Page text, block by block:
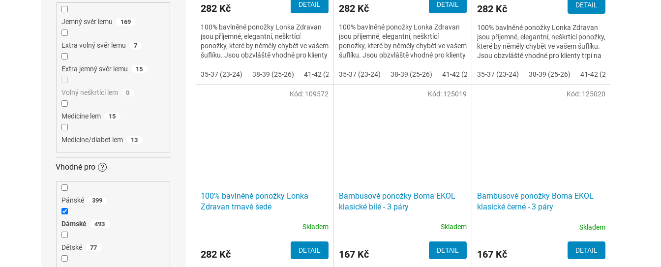
Jemný svěr lemu 169
Extra volný svěr lemu 7
Extra jemný svěr lemu 15
Volný neškrtící lem 0
Medicine lem 15
Medicine/diabet lem 13
Vhodné pro ?
Pánské 399
Dámské 493
Dětské 77
282 Kč DETAIL
100% bavlněné ponožky Lonka Zdravan
jsou příjemné, elegantní, neškrtící
ponožky, které by něměly chybět ve vašem
šuflíku. Jsou obzvláště vhodné pro klienty
35-37 (23-24)
38-39 (25-26) 41-42 (27-28) 43-45 (29-30) 46-48 (31-32)
282 Kč DETAIL
100% bavlněné ponožky Lonka Zdravan
jsou příjemné, elegantní, neškrtící
ponožky, které by něměly chybět ve vašem
šuflíku. Jsou obzvláště vhodné pro klienty
35-37 (23-24)
38-39 (25-26) 41-42 (27-28) 43-45 (29-30) 46-48 (31-32)
282 Kč DETAIL
100% bavlněné ponožky Lonka Zdravan
jsou příjemné, elegantní, neškrtící ponožky,
které by něměly chybět ve vašem šuflíku.
Jsou obzvláště vhodné pro klienty trpí na
35-37 (23-24)
38-39 (25-26) 41-42 (27-28)
100% bavlněné ponožky Lonka
Zdravan tmavě šedé
Skladem
282 Kč DETAIL
Kód: 109572
Bambusové ponožky Boma EKOL
klasické bílé - 3 páry
Skladem
167 Kč DETAIL
Kód: 125019
Bambusové ponožky Boma EKOL
klasické černé - 3 páry
Skladem
167 Kč DETAIL
Kód: 125020